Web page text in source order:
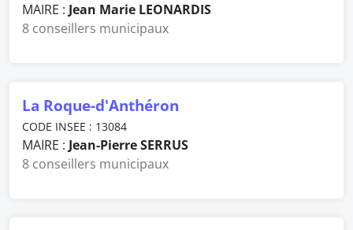
MAIRE : Jean Marie LEONARDIS
8 conseillers municipaux
La Roque-d'Anthéron
CODE INSEE : 13084
MAIRE : Jean-Pierre SERRUS
8 conseillers municipaux